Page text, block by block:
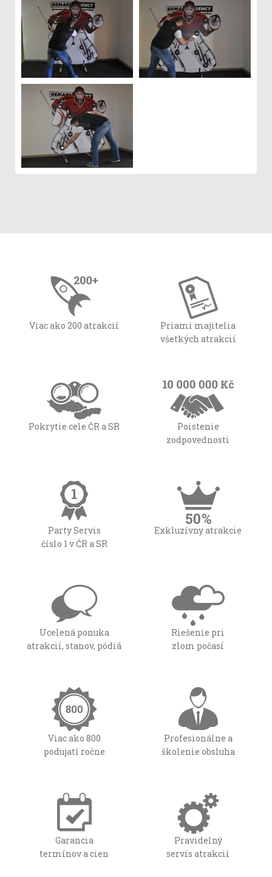
Viac ako 200 atrakcií
Priami majitelia
všetkých atrakcií
Pokrytie cele ČR a SR
Poistenie
zodpovednosti
Party Servis
číslo 1 v ČR a SR
Exkluzívny atrakcie
Ucelená ponuka
atrakcií, stanov, pódiá
Riešenie pri
zlom počasí
Viac ako 800
podujatí ročne
Profesionálne a
školenie obsluha
Garancia
termínov a cien
Pravidelný
servis atrakcií